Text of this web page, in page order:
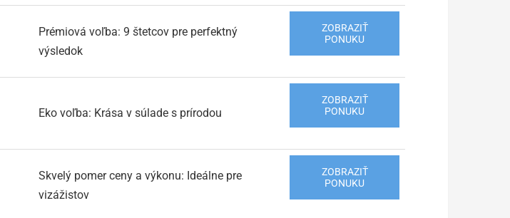
Prémiová voľba: 9 štetcov pre perfektný
výsledok
ZOBRAZIŤ
PONUKU
Eko voľba: Krása v súlade s prírodou
ZOBRAZIŤ
PONUKU
Skvelý pomer ceny a výkonu: Ideálne pre
vizážistov
ZOBRAZIŤ
PONUKU